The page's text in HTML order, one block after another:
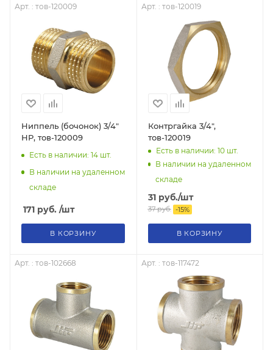
Арт. : тов-120009
Ниппель (бочонок) 3/4"
НР, тов-120009
Есть в наличии: 14 шт.
В наличии на удаленном
складе
171 руб. /шт
В КОРЗИНУ
Арт. : тов-120019
Контргайка 3/4",
тов-120019
Есть в наличии: 10шт.
В наличии на удаленном
складе
31руб./шт
37руб. -15%
В КОРЗИНУ
Арт. : тов-102668 Арт. : тов-117472